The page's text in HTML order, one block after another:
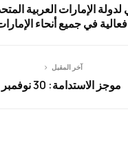
فعالية في جميع أنحاء
آخر المقبل
موجز الاستدامة: 30 نوفمبر